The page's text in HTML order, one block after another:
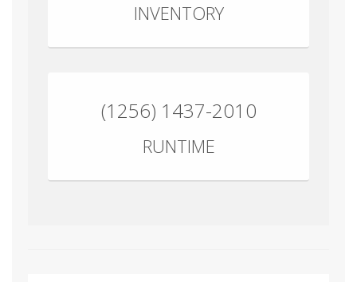
INVENTORY
(1256) 1437-2010
RUNTIME